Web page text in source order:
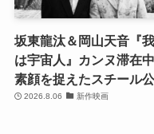
坂東龍汰＆岡山天音『
は宇宙人』カンヌ滞在
素顔を捉えたスチール
2026.8.06 新作映画